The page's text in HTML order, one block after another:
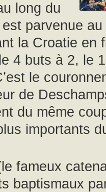
long du
parvenue
la Croatie en
4 buts à 2, le
le
de
du même
importants
fameux
baptismaux